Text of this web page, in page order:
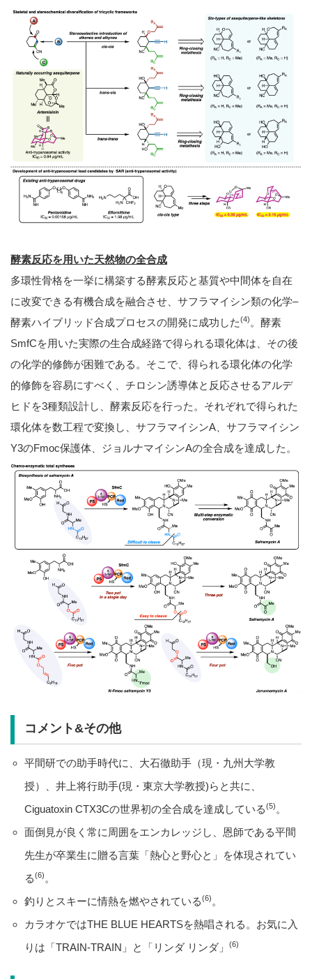
酵素反応を用いた天然物の全合成
多環性骨格を一挙に構築する酵素反応と基質や中間体を自在
に改変できる有機合成を融合させ、サフラマイシン類の化学–
酵素ハイブリッド合成プロセスの開発に成功した(4) 。酵素
SmfCを用いた実際の生合成経路で得られる環化体は、その後
の化学的修飾が困難である。そこで、得られる環化体の化学
的修飾を容易にすべく、チロシン誘導体と反応させるアルデ
ヒドを3種類設計し、酵素反応を行った。それぞれで得られた
環化体を数工程で変換し、サフラマイシンA、サフラマイシン
Y3のFmoc保護体、ジョルナマイシンAの全合成を達成した。
コメント&その他
平間研での助手時代に、大石徹助手（現・九州大学教
授）、井上将行助手(現・東京大学教授)らと共に、
Ciguatoxin CTX3Cの世界初の全合成を達成している(5) 。
面倒見が良く常に周囲をエンカレッジし、恩師である平間
先生が卒業生に贈る言葉「熱心と野心と」を体現されてい
る(6) 。
釣りとスキーに情熱を燃やされている(6) 。
カラオケではTHE BLUE HEARTSを熱唱される。お気に入
りは「TRAIN-TRAIN」と「リンダ リンダ」
(6)